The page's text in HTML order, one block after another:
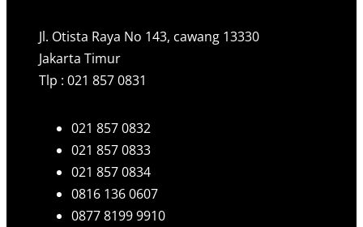
Jl. Otista Raya No 143, cawang 13330
Jakarta Timur
Tlp : 021 857 0831
021 857 0832
021 857 0833
021 857 0834
0816 136 0607
0877 8199 9910